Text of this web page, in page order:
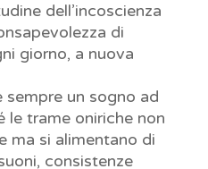
dell’incoscienza
di
giorno, a nuova
sempre un sogno ad
le trame oniriche non
ma si alimentano di
consistenze